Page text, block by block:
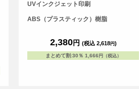
UVインクジェット印刷
ABS（プラスティック）樹脂
2,380円 (税込 2,618円)
まとめて割:30％ 1,666 円（税込）